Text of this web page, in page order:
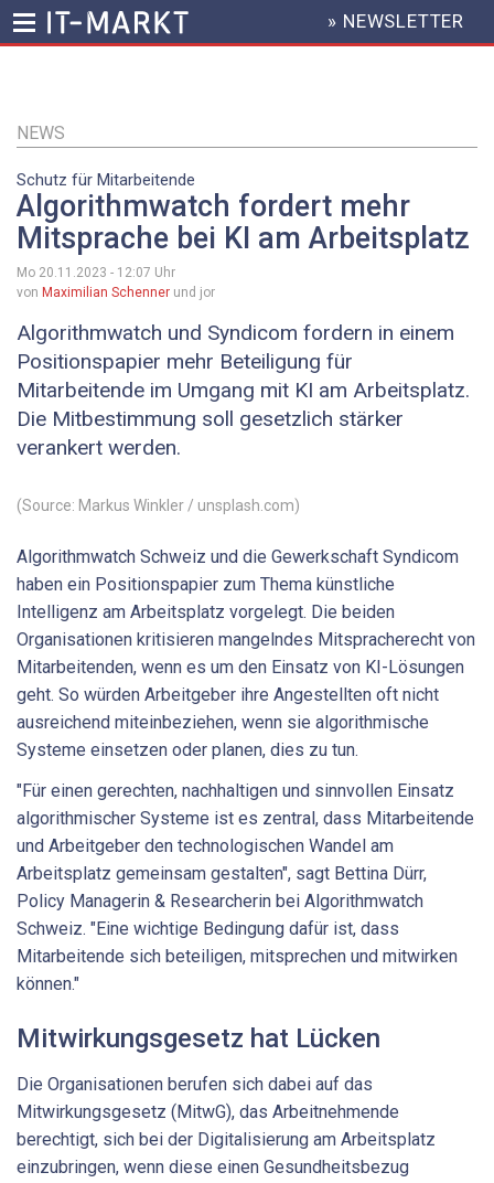
Inhalt
HEADER
MENU
» NEWSLETTER
NEWS
Schutz für Mitarbeitende
Algorithmwatch fordert mehr
Mitsprache bei KI am Arbeitsplatz
Mo 20.11.2023 - 12:07 Uhr
von Maximilian Schenner und jor
Algorithmwatch und Syndicom fordern in einem
Positionspapier mehr Beteiligung für
Mitarbeitende im Umgang mit KI am Arbeitsplatz.
Die Mitbestimmung soll gesetzlich stärker
verankert werden.
(Source: Markus Winkler / unsplash.com)
Algorithmwatch Schweiz und die Gewerkschaft Syndicom
haben ein Positionspapier zum Thema künstliche
Intelligenz am Arbeitsplatz vorgelegt. Die beiden
Organisationen kritisieren mangelndes Mitspracherecht von
Mitarbeitenden, wenn es um den Einsatz von KI-Lösungen
geht. So würden Arbeitgeber ihre Angestellten oft nicht
ausreichend miteinbeziehen, wenn sie algorithmische
Systeme einsetzen oder planen, dies zu tun.
"Für einen gerechten, nachhaltigen und sinnvollen Einsatz
algorithmischer Systeme ist es zentral, dass Mitarbeitende
und Arbeitgeber den technologischen Wandel am
Arbeitsplatz gemeinsam gestalten", sagt Bettina Dürr,
Policy Managerin & Researcherin bei Algorithmwatch
Schweiz. "Eine wichtige Bedingung dafür ist, dass
Mitarbeitende sich beteiligen, mitsprechen und mitwirken
können."
Mitwirkungsgesetz hat Lücken
Die Organisationen berufen sich dabei auf das
Mitwirkungsgesetz (MitwG), das Arbeitnehmende
berechtigt, sich bei der Digitalisierung am Arbeitsplatz
einzubringen, wenn diese einen Gesundheitsbezug